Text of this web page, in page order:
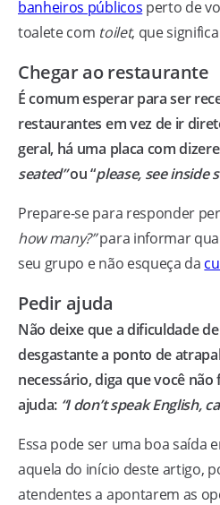
banheiros públicos perto de
toalete com toilet, que
Chegar ao restaurante
É comum esperar para ser
restaurantes em vez de ir
geral, há uma placa com
seated”ou “please, see inside
Prepare-se para responder
how many?”para informar
seu grupo e não esqueça da
Pedir ajuda
Não deixe que a dificuldade
desgastante a ponto de
necessário, diga que você não
ajuda: “I don’t speak English,
Essa pode ser uma boa saída
aquela do início deste artigo,
atendentes a apontarem as